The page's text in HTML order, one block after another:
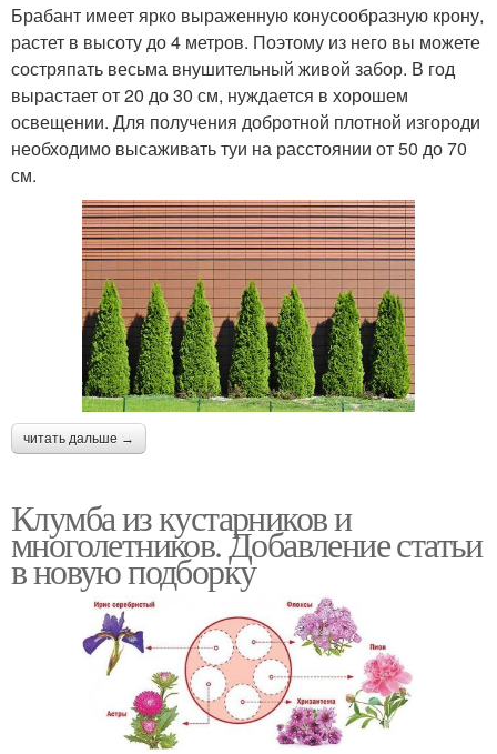
Брабант имеет ярко выраженную конусообразную крону,
растет в высоту до 4 метров. Поэтому из него вы можете
состряпать весьма внушительный живой забор. В год
вырастает от 20 до 30 см, нуждается в хорошем
освещении. Для получения добротной плотной изгороди
необходимо высаживать туи на расстоянии от 50 до 70
см.
читать дальше →
Клумба из кустарников и
многолетников. Добавление статьи
в новую подборку